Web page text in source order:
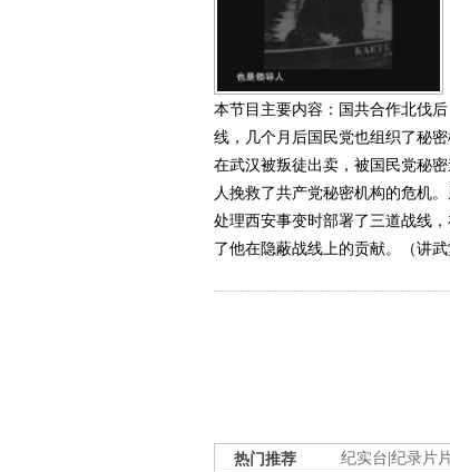
本节目主要内容：国共合作北伐
线，几个月后国民党也组织了秘
在武汉被叛徒出卖，被国民党秘
人挽救了共产党秘密机构的危机
处理西安事变时部署了三道战线
了他在隐蔽战线上的贡献。（讲武
纪实台 纪录片
热门推荐